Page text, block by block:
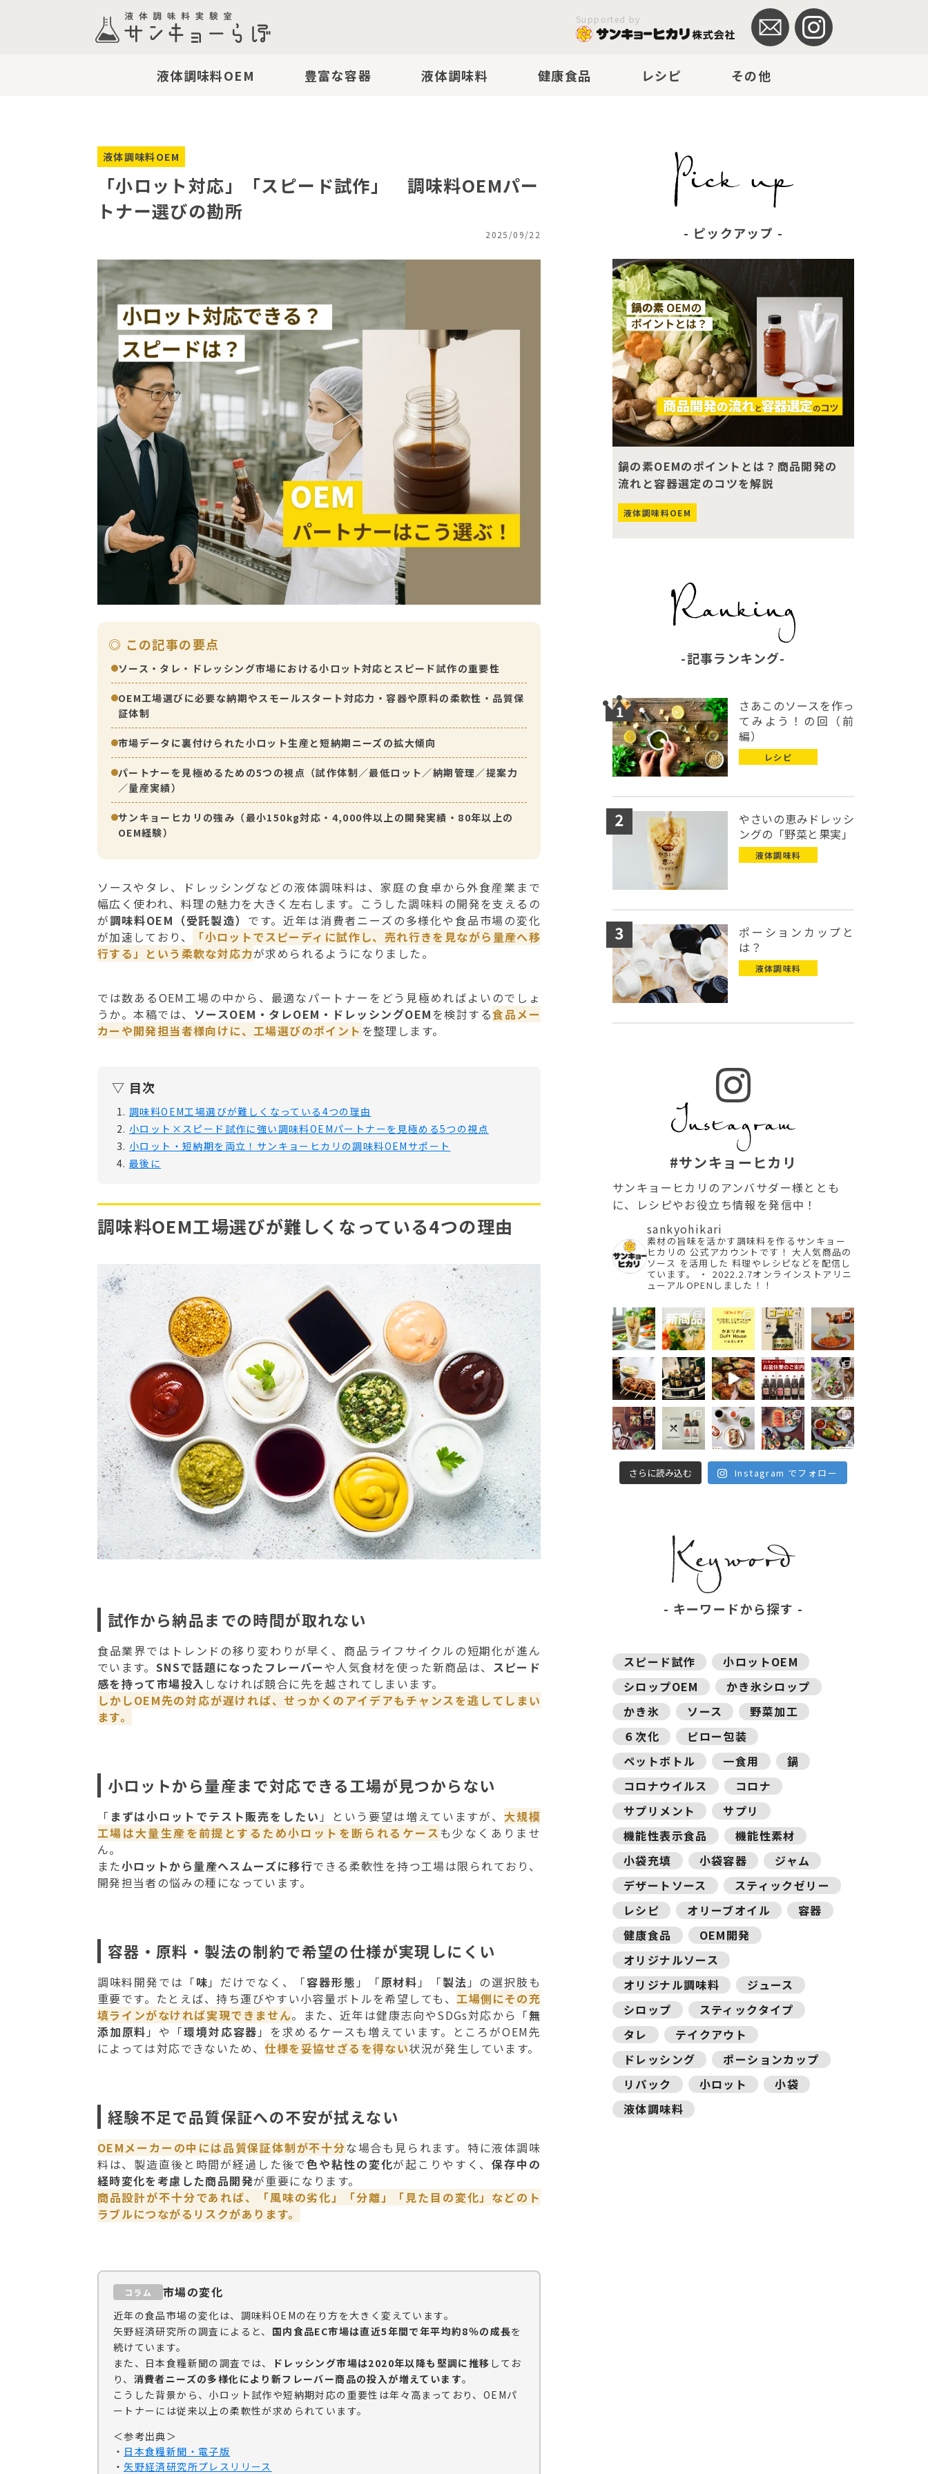
Supported by
液体調味料OEM 豊富な容器 液体調味料 健康食品 レシピ その他
液体調味料OEM
「小ロット対応」「スピード試作」 調味料OEMパー
トナー選びの勘所
2025/09/22
◎ この記事の要点
ソース・タレ・ドレッシング市場における小ロット対応とスピード試作の重要性
OEM工場選びに必要な納期やスモールスタート対応力・容器や原料の柔軟性・品質保
証体制
市場データに裏付けられた小ロット生産と短納期ニーズの拡大傾向
パートナーを見極めるための5つの視点（試作体制／最低ロット／納期管理／提案力
／量産実績）
サンキョーヒカリの強み（最小150kg対応・4,000件以上の開発実績・80年以上の
OEM経験）
ソースやタレ、ドレッシングなどの液体調味料は、家庭の食卓から外食産業まで
幅広く使われ、料理の魅力を大きく左右します。こうした調味料の開発を支えるの
が調味料OEM（受託製造） です。近年は消費者ニーズの多様化や食品市場の変化
が加速しており、
「小ロットでスピーディに試作し、売れ行きを見ながら量産へ移
行する」という柔軟な対応力が求められるようになりました。
では数あるOEM工場の中から、最適なパートナーをどう見極めればよいのでしょ
うか。本稿では、 ソースOEM・タレOEM・ドレッシングOEM を検討する食品メー
カーや開発担当者様向けに、工場選びのポイント を整理します。
▽ 目次
1. 調味料OEM工場選びが難しくなっている4つの理由
2. 小ロット×スピード試作に強い調味料OEMパートナーを見極める5つの視点
3. 小ロット・短納期を両立！サンキョーヒカリの調味料OEMサポート
4. 最後に
調味料OEM工場選びが難しくなっている4つの理由
試作から納品までの時間が取れない
食品業界ではトレンドの移り変わりが早く、商品ライフサイクルの短期化が進ん
でいます。 SNSで話題になったフレーバーや人気食材を使った新商品は、 スピード
感を持って市場投入 しなければ競合に先を越されてしまいます。
しかしOEM先の対応が遅ければ、せっかくのアイデアもチャンスを逃してしまい
ます。
小ロットから量産まで対応できる工場が見つからない
「 まずは小ロットでテスト販売をしたい 」という要望は増えていますが、 大規模
工場は大量生産を前提とするため小ロットを断られるケースも少なくありませ
ん。
また小ロットから量産へスムーズに移行できる柔軟性を持つ工場は限られており、
開発担当者の悩みの種になっています。
容器・原料・製法の制約で希望の仕様が実現しにくい
調味料開発では「味 」だけでなく、「容器形態 」「原材料 」「製法 」の選択肢も
重要です。たとえば、持ち運びやすい小容量ボトルを希望しても、工場側にその充
填ラインがなければ実現できません。また、近年は健康志向やSDGs対応から「無
添加原料 」や「環境対応容器 」を求めるケースも増えています。ところがOEM先
によっては対応できないため、仕様を妥協せざるを得ない状況が発生しています。
経験不足で品質保証への不安が拭えない
OEMメーカーの中には品質保証体制が不十分な場合も見られます。特に液体調味
料は、製造直後と時間が経過した後で色や粘性の変化が起こりやすく、保存中の
経時変化を考慮した商品開発が重要になります。
商品設計が不十分であれば、「風味の劣化」「分離」「見た目の変化」などのト
ラブルにつながるリスクがあります。
コラム 市場の変化
近年の食品市場の変化は、調味料OEMの在り方を大きく変えています。
矢野経済研究所の調査によると、 国内食品EC市場は直近5年間で年平均約8％の成長を
続けています。
また、日本食糧新聞の調査では、
ドレッシング市場は2020年以降も堅調に推移 してお
り、 消費者ニーズの多様化により新フレーバー商品の投入が増えています。
こうした背景から、小ロット試作や短納期対応の重要性は年々高まっており、OEMパ
ートナーには従来以上の柔軟性が求められています。
＜参考出典＞
・ 日本食糧新聞・電子版
・矢野経済研究所プレスリリース
ピックアップ
鍋の素OEMのポイントとは？商品開発の
流れと容器選定のコツを解説
液体調味料OEM
記事ランキング
さあこのソースを作っ
てみよう！の回（前
編）
レシピ
やさいの恵みドレッシ
ングの「野菜と果実」
液体調味料
ポーションカップと
は？
液体調味料
#サンキョーヒカリ
サンキョーヒカリのアンバサダー様ととも
に、レシピやお役立ち情報を発信中！
sankyohikari
素材の旨味を活かす調味料を作るサンキョー
ヒカリの 公式アカウントです！ 大人気商品の
ソース を活用した 料理やレシピなどを配信し
ています。
・
2022.2.7オンラインストアリニ
ューアルOPENしました！！
さらに読み込む Instagram でフォロー
キーワードから探す
スピード試作
小ロットOEM
シロップOEM
かき氷シロップ
かき氷
ソース
野菜加工
６次化
ピロー包装
ペットボトル
一食用
鍋
コロナウイルス
コロナ
サプリメント
サプリ
機能性表示食品
機能性素材
小袋充填
小袋容器
ジャム
デザートソース
スティックゼリー
レシピ
オリーブオイル
容器
健康食品
OEM開発
オリジナルソース
オリジナル調味料
ジュース
シロップ
スティックタイプ
タレ
テイクアウト
ドレッシング
ポーションカップ
リパック
小ロット
小袋
液体調味料